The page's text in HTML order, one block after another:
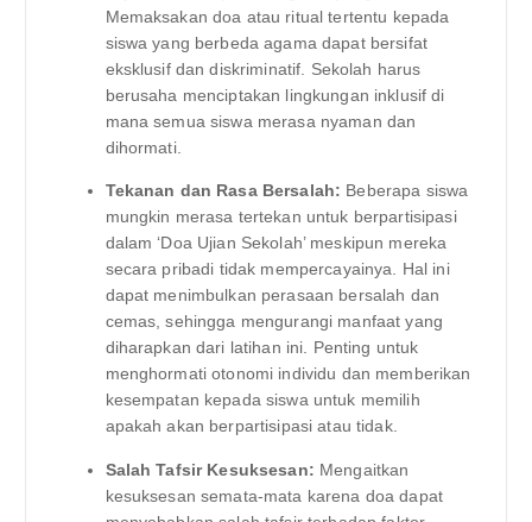
Memaksakan doa atau ritual tertentu kepada
siswa yang berbeda agama dapat bersifat
eksklusif dan diskriminatif. Sekolah harus
berusaha menciptakan lingkungan inklusif di
mana semua siswa merasa nyaman dan
dihormati.
Tekanan dan Rasa Bersalah: Beberapa siswa
mungkin merasa tertekan untuk berpartisipasi
dalam ‘Doa Ujian Sekolah’ meskipun mereka
secara pribadi tidak mempercayainya. Hal ini
dapat menimbulkan perasaan bersalah dan
cemas, sehingga mengurangi manfaat yang
diharapkan dari latihan ini. Penting untuk
menghormati otonomi individu dan memberikan
kesempatan kepada siswa untuk memilih
apakah akan berpartisipasi atau tidak.
Salah Tafsir Kesuksesan: Mengaitkan
kesuksesan semata-mata karena doa dapat